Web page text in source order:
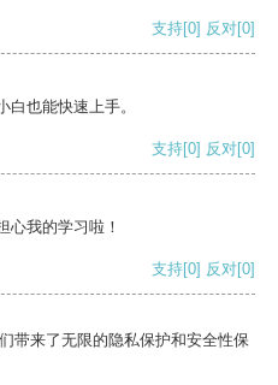
支持[0] 反对[0]
也能快速上手。
支持[0] 反对[0]
心我的学习啦！
支持[0] 反对[0]
带来了无限的隐私保护和安全性保